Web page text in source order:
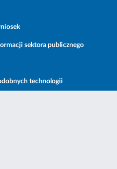
sektora publicznego
technologii